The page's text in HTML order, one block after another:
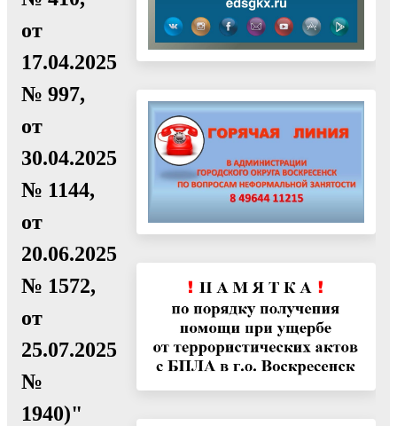
от
17.04.2025
№ 997,
от
30.04.2025
№ 1144,
от
20.06.2025
№ 1572,
от
25.07.2025
№
1940)"